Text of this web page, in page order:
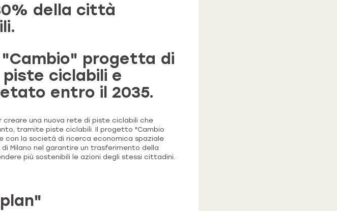
della città
progetta di
ciclabili e
entro il 2035.
creare una nuova rete di piste ciclabili che
tramite piste ciclabili. Il progetto "Cambio
la società di ricerca economica spaziale
Milano nel garantire un trasferimento della
più sostenibili le azioni degli stessi cittadini.